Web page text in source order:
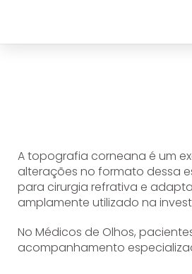
A topografia corneana é um
alterações no formato dessa
para cirurgia refrativa e
amplamente utilizado na
No Médicos de Olhos,
acompanhamento